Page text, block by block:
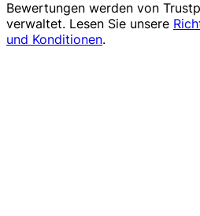
Bewertungen werden von
verwaltet. Lesen Sie unsere
und Konditionen.